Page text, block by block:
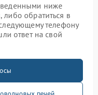
ниже
обратиться в
телефону
ответ на свой